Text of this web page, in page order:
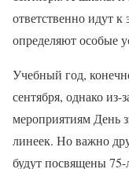
ответственно идут
определяют особые
Учебный год,
сентября, однако
мероприятиям День
линеек. Но важно
будут посвящены